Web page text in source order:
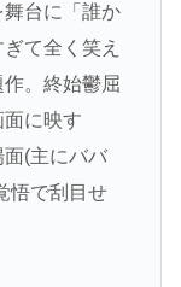
台に「誰か
て全く笑え
。終始鬱屈
に映す
(主にババ
悟で刮目せ